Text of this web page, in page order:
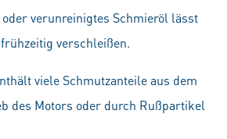
verunreinigtes Schmieröl lässt
verschleißen.
viele Schmutzanteile aus dem
des Motors oder durch Rußpartikel